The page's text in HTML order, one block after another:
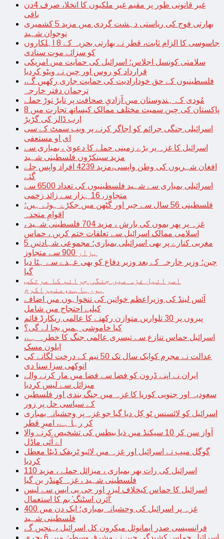
غیر قانونی طور پر مقیم غیر ملکیوں کا انخلا، صرف 4دن
باقی
بھارتی فوج کی ریاستی دہشت گردی میں مزید 5 کشمیری
نوجوان شہید
جاسوسی کا الزام ثابت، قطر نے بھارتی بحریہ کے 8 اہلکاروں
کو سزائے موت سنادی
سلامتی کونسل اجلاس؛ اسرائیل کی حمایت میں امریکی
قرارداد کو روس اور چین نے ویٹو کردیا
فلسطینیوں کے حق خودارادیت کی حمایت جاری رکھیں گے،
ترجمان دفتر خارجہ
مُودی کے ہندوستان میں آزادیِ صحافت پر تابڑ توڑ حملے
پاکستان کی چین سمیت مختلف ممالک کیساتھ تجارت میں 8
ارب ڈالر کی گڑبڑ
اسرائیلی جنگی جرائم کو اجاگر کرنے پر ویب سمٹ کے سی
ای او مستعفی
اسرائیل کا غزہ پر بڑے زمینی حملے کا دعویٰ ، بمباری سے
مزید سینکڑوں فلسطینی شہید
افغان شہریوں کی وطن واپسی،مزید 4239 افراد واپس چلے
گئے
اسرائیلی بمباری سے شہید فلسطینیوں کی تعداد 6500 سے
متجاوز، 16 ہزار سے زائد زخمی
فلسطینی 56 سال سے جبر اور گٹھن میں جکڑے ہوئے ہیں؛
اقوامِ متحدہ
غزہ پر پھر بموں کی بارش ، مزید 704 فلسطینی شہید ،
اسلامی ممالک اسرائیل سے تعلقات ختم کریں ، حماس
مغربی کنارے پر بھی اسرائیلی بمباری؛ مجموعی شہادتیں 5
ہزار 900 سے متجاوز
چین؛ وزیر خارجہ کے بعد وزیر دفاع کو بھی عہدے سے ہٹا دیا
گیا
اسرائیل غزہ میں جنگی جرائم کا مرتکب
ہورہاہے،منیراکرم
آئس لینڈ کی وزیراعظم خواتین کی تنخواہوں میں اضافے
کیلیے احتجاج میں شامل
پیروں پر 30 تلواریں متوازن رکھنے کا عالمی ریکارڈ قائم
کیا خاموشی ہمیں بچا لے گی؟
اسرائیل حماس تنازع سے تیسری عالمی جنگ کا خطرہ ہے،
ایلون مسک
عدالت نے مجرم کوایک سال تک 50 نیم کے درخت لگانے کی
انوکھی سزا سنا دی
ایران نے اپنے ڈرون کو فضا سے فضا میں مار کرنے والے
میزائل سے لیس کردیا
سعودیہ اور جنوبی کوریا کا غزہ میں جنگ بندی اور فلسطین
کے سیاسی حل پر زور
اسرائیل کو لائسنس ٹو کِل دیا گیا جو غزہ پر وحشیانہ بمباری
کر رہا ہے، امیرِ قطر
آواز سن کر 10 سیکنڈ میں ذیا بیطس کی تشخیص کرنے والا
اے آئی ماڈل
گوگل میپ نے اسرائیل اور غزہ میں لائیو ٹریفک ڈیٹا معطل
کردیا
اسرائیل کی رات بھر بمباری ، میزائل حملے ، مزید 110
فلسطینی شہید ، غزہ کھنڈر بن گیا
اسرائیل کا حماس کیخلاف لیزر اور جی پی ایس سے لیس
‘آئرن اسٹنگ’ بم کا استعمال
غزہ پر اسرائیل کی وحشیانہ بمباری؛ ایک دن میں 400
فلسطینی شہید
فرانسیسی صدر ایمانوئل میکرون کل اسرائیل پہنچیں گے
اسرائیل حماس کشیدگی چین نے مشرق وسطیٰ میں 6 بحری